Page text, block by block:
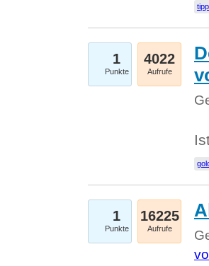
1
Punkte
4022
Aufrufe
1
Punkte
16225
Aufrufe